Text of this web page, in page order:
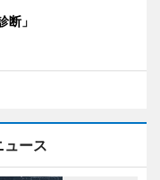
断」
ュース